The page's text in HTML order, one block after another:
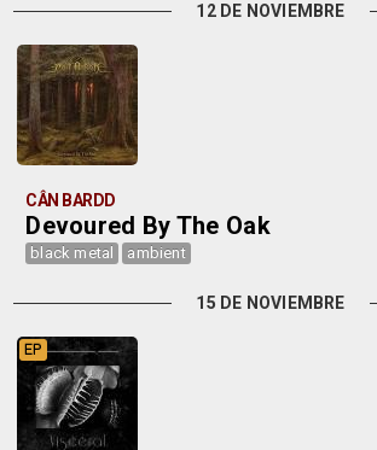
12 DE NOVIEMBRE
CÂN BARDD
Devoured By The Oak
black metal ambient
15 DE NOVIEMBRE
EP